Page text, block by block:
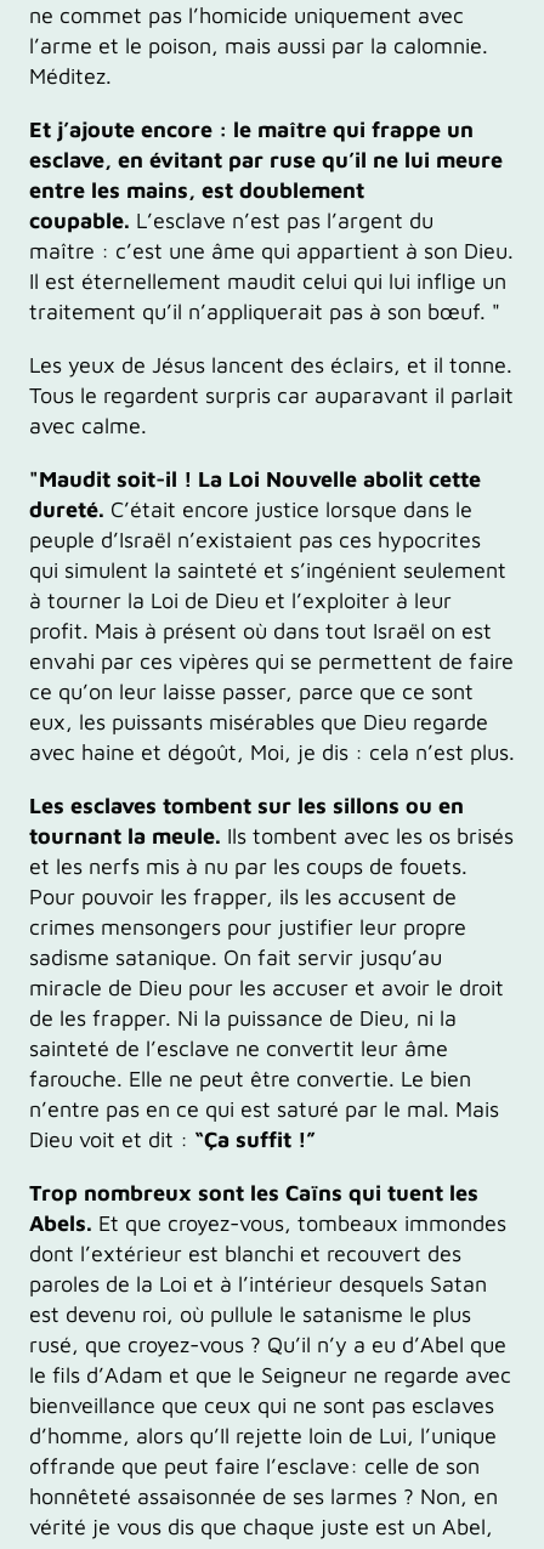
ne commet pas l’homicide uniquement avec
l’arme et le poison, mais aussi par la calomnie.
Méditez.
Et j’ajoute encore : le maître qui frappe un
esclave, en évitant par ruse qu’il ne lui meure
entre les mains, est doublement
coupable. L’esclave n’est pas l’argent du
maître : c’est une âme qui appartient à son Dieu.
Il est éternellement maudit celui qui lui inflige un
traitement qu’il n’appliquerait pas à son bœuf. "
Les yeux de Jésus lancent des éclairs, et il tonne.
Tous le regardent surpris car auparavant il parlait
avec calme.
"Maudit soit-il ! La Loi Nouvelle abolit cette
dureté. C’était encore justice lorsque dans le
peuple d’Israël n’existaient pas ces hypocrites
qui simulent la sainteté et s’ingénient seulement
à tourner la Loi de Dieu et l’exploiter à leur
profit. Mais à présent où dans tout Israël on est
envahi par ces vipères qui se permettent de faire
ce qu’on leur laisse passer, parce que ce sont
eux, les puissants misérables que Dieu regarde
avec haine et dégoût, Moi, je dis : cela n’est plus.
Les esclaves tombent sur les sillons ou en
tournant la meule. Ils tombent avec les os brisés
et les nerfs mis à nu par les coups de fouets.
Pour pouvoir les frapper, ils les accusent de
crimes mensongers pour justifier leur propre
sadisme satanique. On fait servir jusqu’au
miracle de Dieu pour les accuser et avoir le droit
de les frapper. Ni la puissance de Dieu, ni la
sainteté de l’esclave ne convertit leur âme
farouche. Elle ne peut être convertie. Le bien
n’entre pas en ce qui est saturé par le mal. Mais
Dieu voit et dit : “Ça suffit !”
Trop nombreux sont les Caïns qui tuent les
Abels. Et que croyez-vous, tombeaux immondes
dont l’extérieur est blanchi et recouvert des
paroles de la Loi et à l’intérieur desquels Satan
est devenu roi, où pullule le satanisme le plus
rusé, que croyez-vous ? Qu’il n’y a eu d’Abel que
le fils d’Adam et que le Seigneur ne regarde avec
bienveillance que ceux qui ne sont pas esclaves
d’homme, alors qu’Il rejette loin de Lui, l’unique
offrande que peut faire l’esclave: celle de son
honnêteté assaisonnée de ses larmes ? Non, en
vérité je vous dis que chaque juste est un Abel,